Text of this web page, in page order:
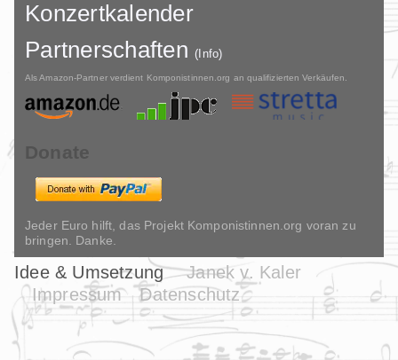
Konzertkalender
Partnerschaften(Info)
Als Amazon-Partner verdient Komponistinnen.org an qualifizierten Verkäufen.
Donate
Jeder Euro hilft, das Projekt Komponistinnen.org voran zu
bringen. Danke.
Idee & Umsetzung
Janek v. Kaler
Impressum
Datenschutz